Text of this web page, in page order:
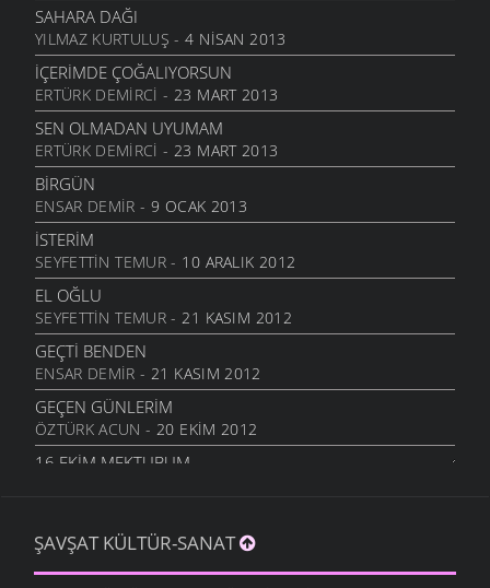
SITEMKAR
16 NISAN 2009
MEZARLIK KUŞLARI
31 MART 2009
MEDENIYET IÇIN INDILER ŞEHIRE
30 MART 2009
SEÇIM DEDIKLERI
30 MART 2009
ANADOLU
24 MART 2009
VASIYET
11 MART 2009
MEMLEKETIMIN DAĞLARI
9 MART 2009
HASAN HOCAYA
9 MART 2009
HASRET
5 MART 2009
SAHARA DAĞI
YILMAZ KURTULUŞ - 4 NISAN 2013
İÇERIMDE ÇOĞALIYORSUN
ERTÜRK DEMIRCI - 23 MART 2013
SEN OLMADAN UYUMAM
ERTÜRK DEMIRCI - 23 MART 2013
BIRGÜN
ENSAR DEMIR - 9 OCAK 2013
İSTERIM
SEYFETTIN TEMUR- 10 ARALIK 2012
EL OĞLU
SEYFETTIN TEMUR- 21 KASIM 2012
GEÇTI BENDEN
ENSAR DEMIR - 21 KASIM 2012
GEÇEN GÜNLERIM
ÖZTÜRK ACUN - 20 EKIM 2012
16.EKIM MEKTUBUM
KIBAR ALTUNAL- 5 EKIM 2012
BAHTINA KÜSME
ŞAVŞAT KÜLTÜR-SANAT